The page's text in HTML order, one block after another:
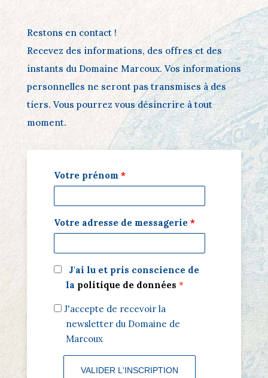
Restons en contact !
Recevez des informations, des offres et des
instants du Domaine Marcoux. Vos informations
personnelles ne seront pas transmises à des
tiers. Vous pourrez vous désincrire à tout
moment.
Votre prénom *
Votre adresse de messagerie *
J'ai lu et pris conscience de
la politique de données *
marketing_ok
J'accepte de recevoir la
newsletter du Domaine de
Marcoux